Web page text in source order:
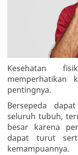
Kesehatan
memperhatikan
pentingnya.
Bersepeda
seluruh tubuh,
besar karena
dapat turut
kemampuannya.